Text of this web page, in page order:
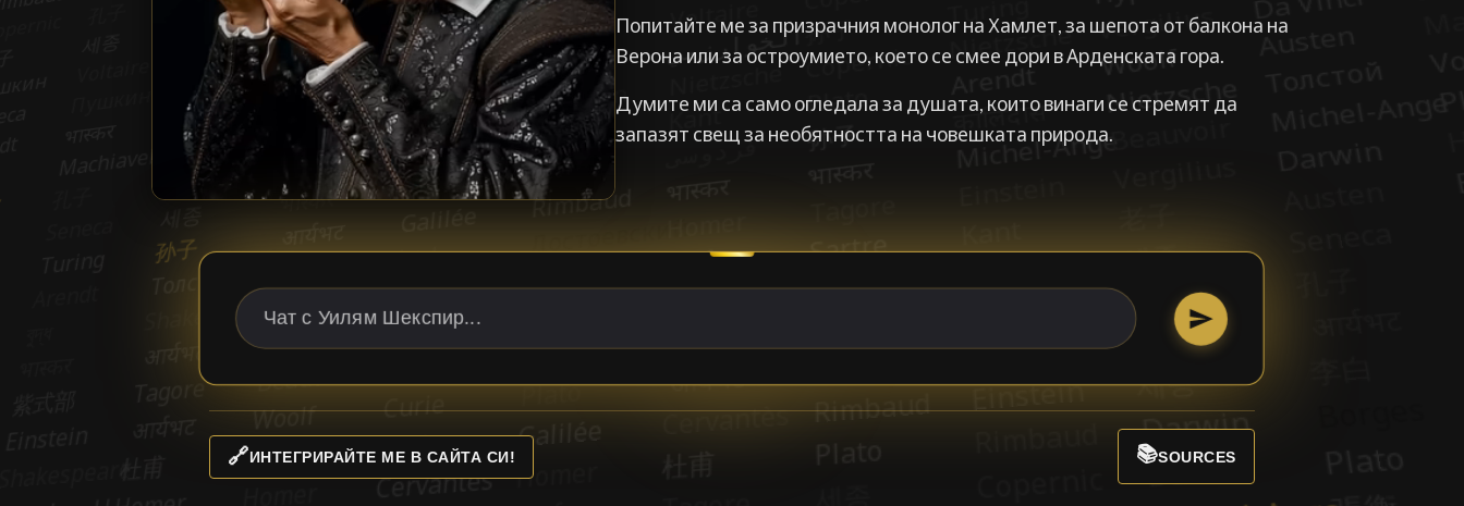
Попитайте ме за призрачния монолог на Хамлет, за шепота от балкона на
Верона или за остроумието, което се смее дори в Арденската гора.
Думите ми са само огледала за душата, които винаги се стремят да
запазят свещ за необятността на човешката природа.
🔗ИНТЕГРИРАЙТЕ МЕ В САЙТА СИ! 📚SOURCES